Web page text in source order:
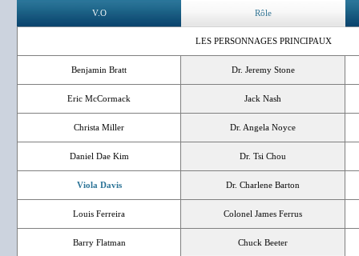
V.O Rôle
LES PERSONNAGES PRINCIPAUX
Benjamin Bratt Dr. Jeremy Stone
Eric McCormack Jack Nash
Christa Miller Dr. Angela Noyce
Daniel Dae Kim Dr. Tsi Chou
Viola Davis Dr. Charlene Barton
Louis Ferreira Colonel James Ferrus
Barry Flatman Chuck Beeter